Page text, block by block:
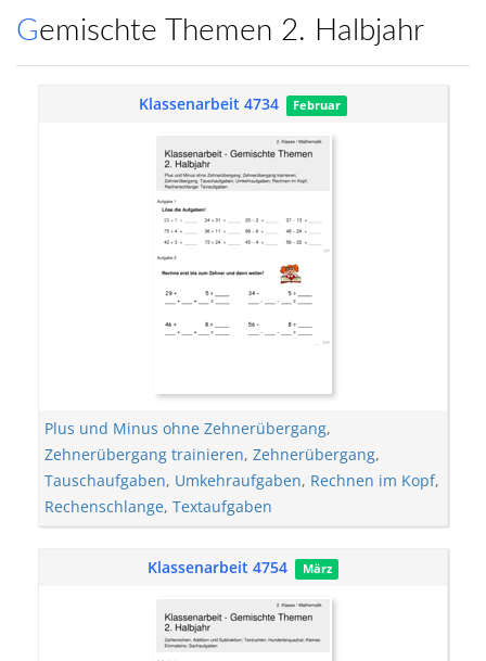
Gemischte Themen 2. Halbjahr
Klassenarbeit 4734 Februar
Plus und Minus ohne Zehnerübergang,
Zehnerübergang trainieren, Zehnerübergang,
Tauschaufgaben, Umkehraufgaben, Rechnen im Kopf,
Rechenschlange, Textaufgaben
Klassenarbeit 4754 März